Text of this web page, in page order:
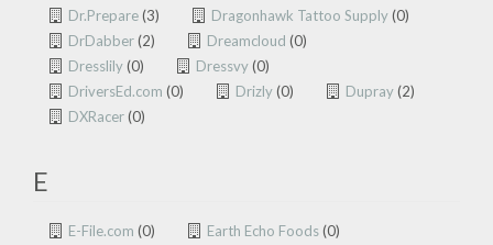
Dr.Prepare(3) Dragonhawk Tattoo Supply(0)
DrDabber(2) Dreamcloud (0)
Dresslily(0) Dressvy(0)
DriversEd.com (0) Drizly(0) Dupray(2)
DXRacer(0)
E
E-File.com (0) Earth Echo Foods(0)